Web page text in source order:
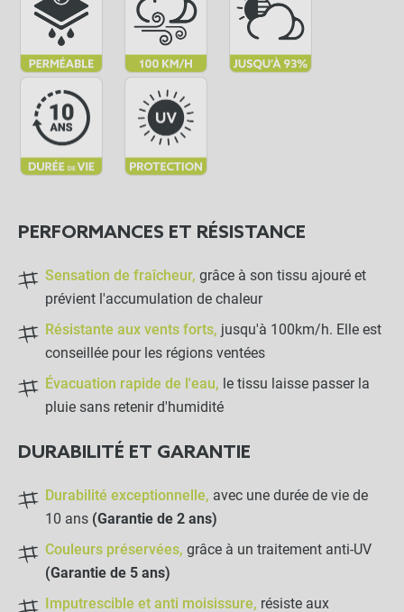
Toile d'ombrage pergola perméable -
Sur mesure
Crème
NOTRE RECOMMANDATION POUR
Bobine de sandow 25m
-
Crochet Sandow "Stop"
0,95 € -
Crochet Sandow
0,80 €
PERFORMANCES ET RÉSISTANCE
Sensation de fraîcheur, grâce à son tissu ajouré et
prévient l'accumulation de chaleur
Résistante aux vents forts, jusqu'à 100km/h. Elle est
conseillée pour les régions ventées
Évacuation rapide de l'eau, le tissu laisse passer la
pluie sans retenir d'humidité
DURABILITÉ ET GARANTIE
Durabilité exceptionnelle, avec une durée de vie de
10 ans (Garantie de 2 ans)
Couleurs préservées, grâce à un traitement anti-UV
(Garantie de 5 ans)
Imputrescible et anti moisissure, résiste aux